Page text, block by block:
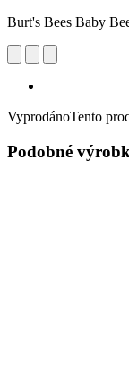
Burt's Bees Baby
VyprodánoTento
Podobné